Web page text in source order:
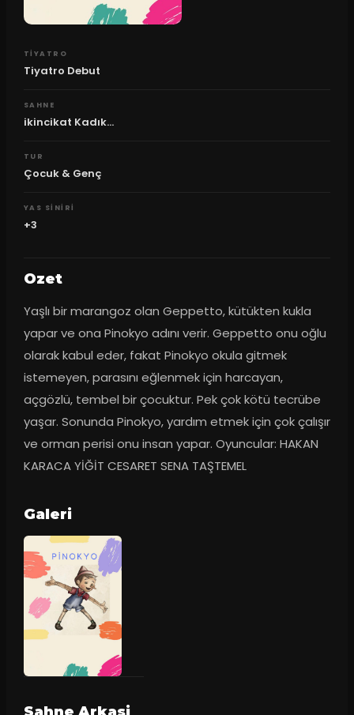
TIYATRO
Tiyatro Debut
SAHNE
ikincikat Kadık...
TUR
Çocuk & Genç
YAS SINIRI
+3
Ozet
Yaşlı bir marangoz olan Geppetto, kütükten kukla
yapar ve ona Pinokyo adını verir. Geppetto onu oğlu
olarak kabul eder, fakat Pinokyo okula gitmek
istemeyen, parasını eğlenmek için harcayan,
açgözlü, tembel bir çocuktur. Pek çok kötü tecrübe
yaşar. Sonunda Pinokyo, yardım etmek için çok çalışır
ve orman perisi onu insan yapar. Oyuncular: HAKAN
KARACA YİĞİT CESARET SENA TAŞTEMEL
Galeri